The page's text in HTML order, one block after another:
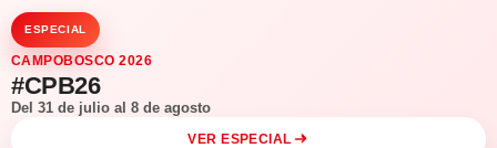
ESPECIAL
CAMPOBOSCO 2026
#CPB26
Del 31 de julio al 8 de agosto
VER ESPECIAL